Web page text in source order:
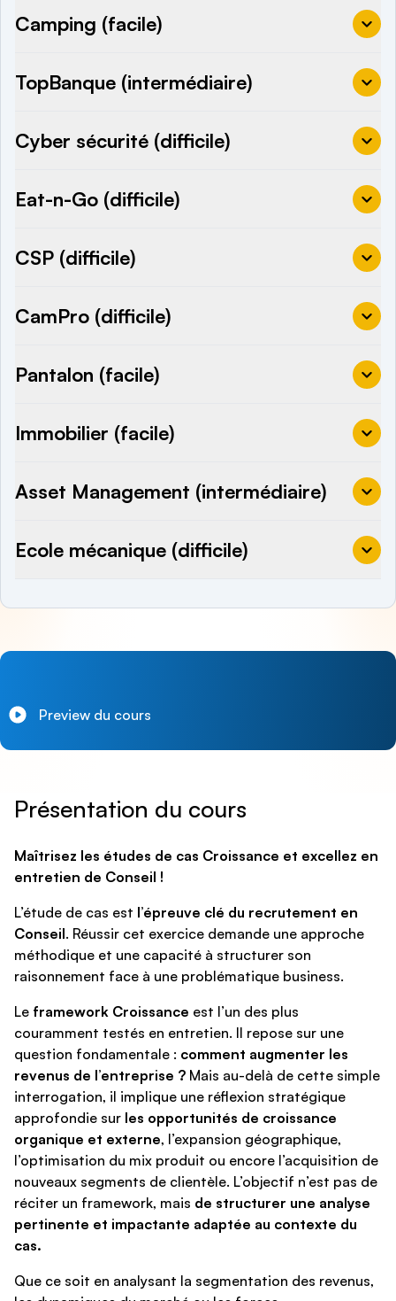
Preview du cours
Camping (facile)
TopBanque (intermédiaire)
Cyber sécurité (difficile)
Eat-n-Go (difficile)
CSP (difficile)
CamPro (difficile)
Pantalon (facile)
Immobilier (facile)
Asset Management (intermédiaire)
Ecole mécanique (difficile)
Présentation du cours
Maîtrisez les études de cas Croissance et excellez en
entretien de Conseil !
L’étude de cas est l’épreuve clé du recrutement en
Conseil. Réussir cet exercice demande une approche
méthodique et une capacité à structurer son
raisonnement face à une problématique business.
Le framework Croissance est l’un des plus
couramment testés en entretien. Il repose sur une
question fondamentale : comment augmenter les
revenus de l’entreprise ? Mais au-delà de cette simple
interrogation, il implique une réflexion stratégique
approfondie sur les opportunités de croissance
organique et externe, l’expansion géographique,
l’optimisation du mix produit ou encore l’acquisition de
nouveaux segments de clientèle. L’objectif n’est pas de
réciter un framework, mais de structurer une analyse
pertinente et impactante adaptée au contexte du
cas.
Que ce soit en analysant la segmentation des revenus,